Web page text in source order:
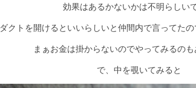
効果はあるかないかは不明らしい
ダクトを開けるといいらしいと仲間内で言ってた
まぁお金は掛からないのでやってみるの
で、中を覗いてみると